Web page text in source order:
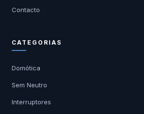
Contacto
CATEGORIAS
Domótica
Sem Neutro
Interruptores